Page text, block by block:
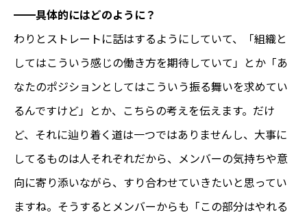
━━具体的にはどのように？
わりとストレートに話はするようにしていて、「組織と
してはこういう感じの働き方を期待していて」とか「あ
なたのポジションとしてはこういう振る舞いを求めてい
るんですけど」とか、こちらの考えを伝えます。だけ
ど、それに辿り着く道は一つではありませんし、大事に
してるものは人それぞれだから、メンバーの気持ちや意
向に寄り添いながら、すり合わせていきたいと思ってい
ますね。そうするとメンバーからも「この部分はやれる